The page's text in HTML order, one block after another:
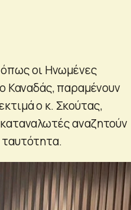
όπως οι Ηνωμένες
Καναδάς, παραμένουν
ο κ. Σκούτας,
αναζητούν
ταυτότητα.